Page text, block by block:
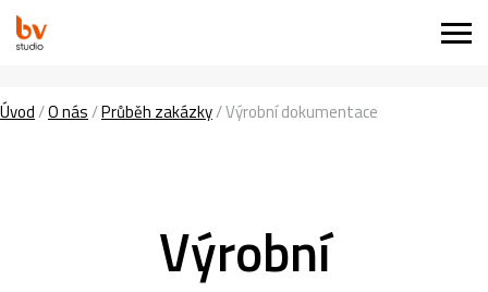
Úvod/O nás/Průběh zakázky/Výrobní dokumentace
Výrobní